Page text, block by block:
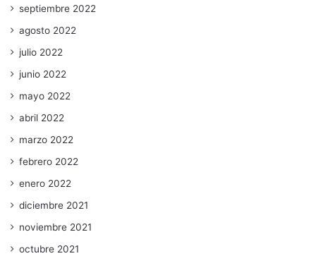
septiembre 2022
agosto 2022
julio 2022
junio 2022
mayo 2022
abril 2022
marzo 2022
febrero 2022
enero 2022
diciembre 2021
noviembre 2021
octubre 2021